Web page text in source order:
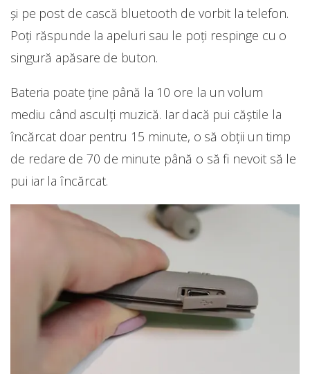
și pe post de cască bluetooth de vorbit la telefon.
Poți răspunde la apeluri sau le poți respinge cu o
singură apăsare de buton.
Bateria poate ține până la 10 ore la un volum
mediu când asculți muzică. Iar dacă pui căștile la
încărcat doar pentru 15 minute, o să obții un timp
de redare de 70 de minute până o să fi nevoit să le
pui iar la încărcat.